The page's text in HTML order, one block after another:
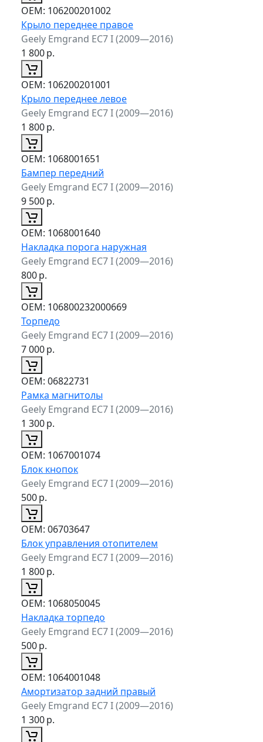
ОЕМ: 106200201002
Крыло переднее правое
Geely Emgrand EC7 I (2009—2016)
1 800р.
ОЕМ: 106200201001
Крыло переднее левое
Geely Emgrand EC7 I (2009—2016)
1 800р.
ОЕМ: 1068001651
Бампер передний
Geely Emgrand EC7 I (2009—2016)
9 500р.
ОЕМ: 1068001640
Накладка порога наружная
Geely Emgrand EC7 I (2009—2016)
800р.
ОЕМ: 106800232000669
Торпедо
Geely Emgrand EC7 I (2009—2016)
7 000р.
ОЕМ: 06822731
Рамка магнитолы
Geely Emgrand EC7 I (2009—2016)
1 300р.
ОЕМ: 1067001074
Блок кнопок
Geely Emgrand EC7 I (2009—2016)
500р.
ОЕМ: 06703647
Блок управления отопителем
Geely Emgrand EC7 I (2009—2016)
1 800р.
ОЕМ: 1068050045
Накладка торпедо
Geely Emgrand EC7 I (2009—2016)
500р.
ОЕМ: 1064001048
Амортизатор задний правый
Geely Emgrand EC7 I (2009—2016)
1 300р.